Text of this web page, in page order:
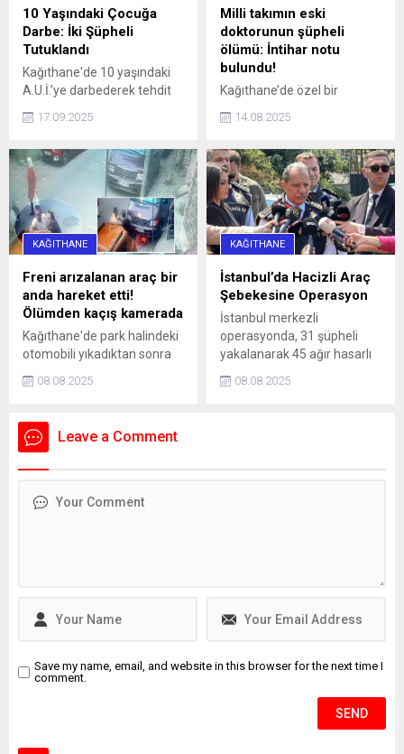
10 Yaşındaki Çocuğa
Darbe: İki Şüpheli
Tutuklandı
Kağıthane'de 10 yaşındaki
A.U.İ.'ye darbederek tehdit
bir aracın çarpmasına neden
yaşındaki E.S. gözaltına
alındı. Şüpheliler, adliyeye
sevk edilerek tutuklandı.
17.09.2025
Milli takımın eski
doktorunun şüpheli
ölümü: İntihar notu
bulundu!
Kağıthane’de özel bir
olarak görev yapan doktor
yaşadığı rezidanstaki
dairenin yatak odasında ölü
bulundu. Bir dönem Kadın
Basketbol Milli Takımının
doktorluğunu yaptığı da
öğrenilen Bağdigen’in
ölümüne ilişkin soruşturma
başlatıldı. Bağdigen'in
ölmeden önce, "Daha önce
intihar edecektim. Farklı
sebeplerden dolayı
intiharımı erteledim" yazılı
intihar...
14.08.2025
KAĞITHANE
Freni arızalanan araç bir
anda hareket etti!
Ölümden kaçış kamerada
Kağıthane'de park halindeki
otomobili yıkadıktan sonra
ile Serkan Bekar (41)
sohbet etmeye başladı. Bu
sırada park halinde bulunan
aşağı inmeye başlayan aracı
08.08.2025
KAĞITHANE
İstanbul’da Hacizli Araç
Şebekesine Operasyon
İstanbul merkezli
operasyonda, 31 şüpheli
yakalanarak 45 ağır hasarlı
08.08.2025
Leave a Comment
Save my name, email, and website in this browser for the next time I
comment.